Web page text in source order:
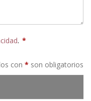
. *
con * son obligatorios